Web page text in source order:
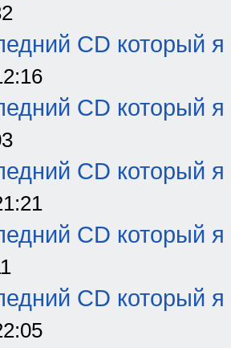
CD который я
CD который я
CD который я
CD который я
CD который я